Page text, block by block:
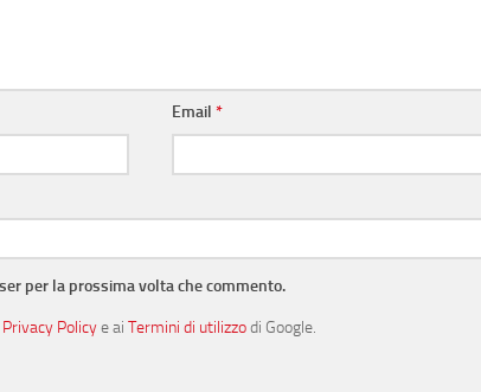
Email*
per la prossima volta che commento.
Privacy Policye ai Termini di utilizzodi Google.